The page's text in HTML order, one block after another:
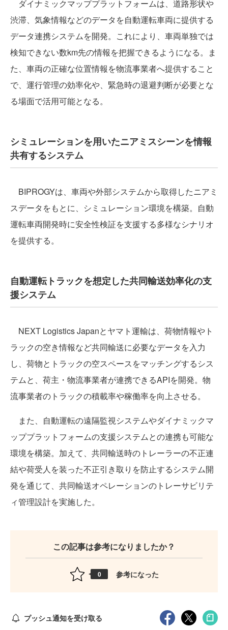
ダイナミックマッププラットフォームは、道路形状や
渋滞、気象情報などのデータを自動運転車両に提供する
データ連携システムを開発。これにより、車両単独では
検知できない数km先の情報を把握できるようになる。ま
た、車両の正確な位置情報を物流事業者へ提供すること
で、運行管理の効率化や、緊急時の退避判断が必要とな
る場面で活用可能となる。
シミュレーションを用いたニアミスシーンを情報
共有するシステム
BIPROGYは、車両や外部システムから取得したニアミ
スデータをもとに、シミュレーション環境を構築。自動
運転車両開発時に安全性検証を支援する多様なシナリオ
を提供する。
自動運転トラックを想定した共同輸送効率化の支
援システム
NEXT Logistics Japanとヤマト運輸は、荷物情報やト
ラックの空き情報など共同輸送に必要なデータを入力
し、荷物とトラックの空スペースをマッチングするシス
テムと、荷主・物流事業者が連携できるAPIを開発。物
流事業者のトラックの積載率や稼働率を向上させる。
また、自動運転の遠隔監視システムやダイナミックマ
ッププラットフォームの支援システムとの連携も可能な
環境を構築。加えて、共同輸送時のトレーラーの不正連
結や荷受人を装った不正引き取りを防止するシステム開
発を通じて、共同輸送オペレーションのトレーサビリテ
ィ管理設計を実施した。
この記事は参考になりましたか？
0 参考になった
プッシュ通知を受け取る